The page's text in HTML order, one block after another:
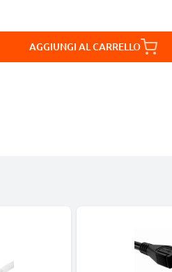
AGGIUNGI AL CARRELLO